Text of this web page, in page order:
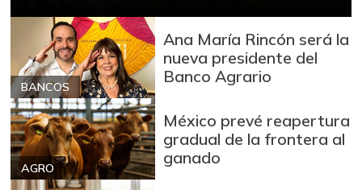
BANCOS
Ana María Rincón será la
nueva presidente del
Banco Agrario
AGRO
México prevé reapertura
gradual de la frontera al
ganado